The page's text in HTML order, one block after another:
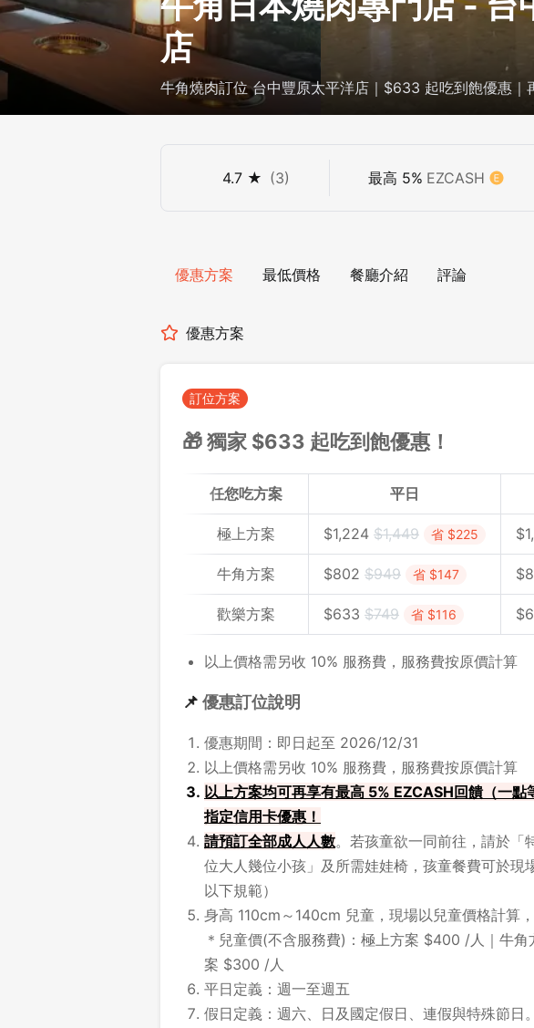
店
牛角燒肉訂位 台中豐原太平洋店｜$633 起吃到飽優惠｜
4.7★ (3) 最高 5% EZCASH
優惠方案 最低價格 餐廳介紹 評論
優惠方案
訂位方案
🎁 獨家 $633 起吃到飽優惠！
任您吃方案 平日
極上方案 $1,224 $1,449 省 $225 $
牛角方案 $802 $949 省 $147 $
歡樂方案 $633 $749 省 $116 $
以上價格需另收 10% 服務費，服務費按原價計算
📌 優惠訂位說明
優惠期間：即日起至 2026/12/31
以上價格需另收 10% 服務費，服務費按原價計算
以上方案均可再享有最高 5% EZCASH回饋（一
指定信用卡優惠！
請預訂全部成人人數。若孩童欲一同前往，請於「
位大人幾位小孩」及所需娃娃椅，孩童餐費可於現
以下規範）
身高 110cm～140cm 兒童，現場以兒童價格計算
＊兒童價(不含服務費)：極上方案 $400 /人｜牛
案 $300 /人
平日定義：週一至週五
假日定義：週六、日及國定假日、連假與特殊節日